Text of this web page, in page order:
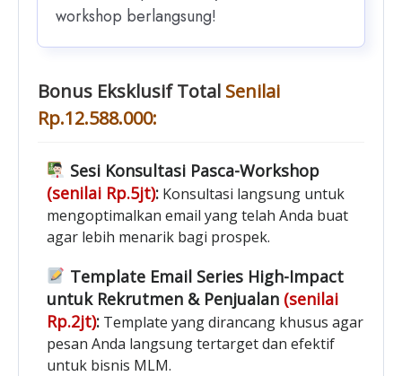
workshop berlangsung!
Bonus Eksklusif Total Senilai
Rp.12.588.000:
Sesi Konsultasi Pasca-Workshop
(senilai Rp.5jt): Konsultasi langsung untuk
mengoptimalkan email yang telah Anda buat
agar lebih menarik bagi prospek.
Template Email Series High-Impact
untuk Rekrutmen & Penjualan (senilai
Rp.2jt): Template yang dirancang khusus agar
pesan Anda langsung tertarget dan efektif
untuk bisnis MLM.